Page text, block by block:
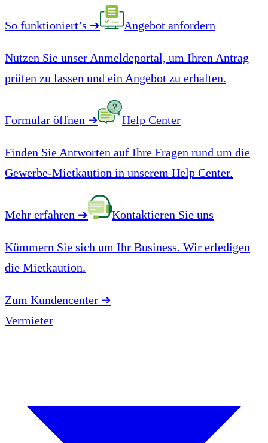
So funktioniert’s ➔ Angebot anfordern
Nutzen Sie unser Anmeldeportal, um Ihren Antrag
prüfen zu lassen und ein Angebot zu erhalten.
Formular öffnen ➔ Help Center
Finden Sie Antworten auf Ihre Fragen rund um die
Gewerbe-Mietkaution in unserem Help Center.
Mehr erfahren ➔ Kontaktieren Sie uns
Kümmern Sie sich um Ihr Business. Wir erledigen
die Mietkaution.
Zum Kundencenter ➔
Vermieter